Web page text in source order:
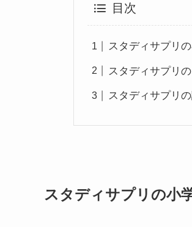
目次
スタディサプリ
スタディサプリ
スタディサプリ
スタディサプリの小